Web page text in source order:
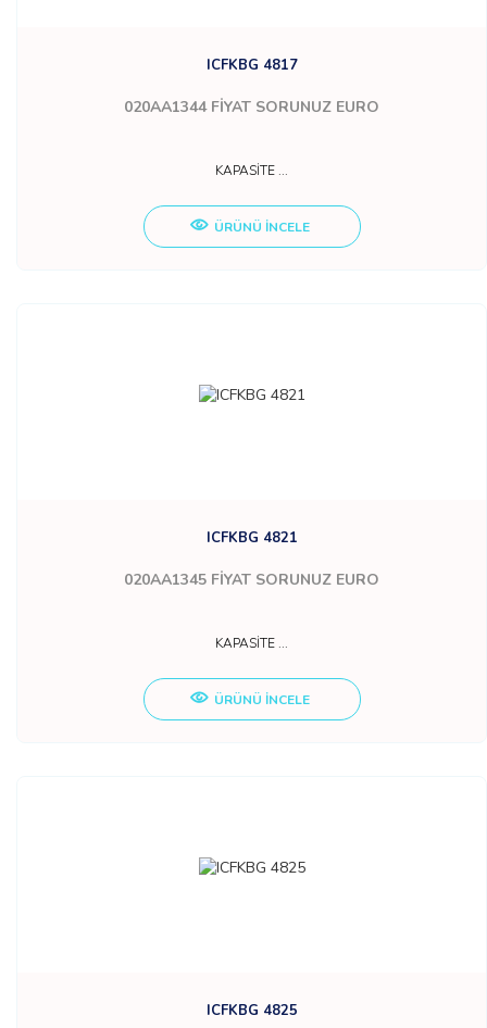
ICFKBG 4817
020AA1344 FİYAT SORUNUZ EURO
KAPASİTE ...
ÜRÜNÜ İNCELE
ICFKBG 4821
020AA1345 FİYAT SORUNUZ EURO
KAPASİTE ...
ÜRÜNÜ İNCELE
ICFKBG 4825